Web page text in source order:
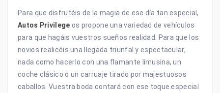
Para que disfrutéis de la magia de ese día tan especial,
Autos Privilege os propone una variedad de vehículos
para que hagáis vuestros sueños realidad. Para que los
novios realicéis una llegada triunfal y espectacular,
nada como hacerlo con una flamante limusina, un
coche clásico o un carruaje tirado por majestuosos
caballos. Vuestra boda contará con ese toque especial